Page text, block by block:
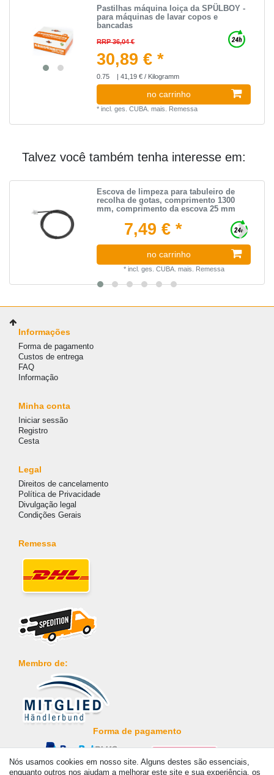
Pastilhas máquina loiça da SPÜLBOY -
para máquinas de lavar copos e
bancadas
RRP 36,04 €
30,89 € *
0.75 | 41,19 € / Kilogramm
no carrinho
*incl. ges. CUBA. mais. Remessa
Talvez você também tenha interesse em:
Escova de limpeza para tabuleiro de
recolha de gotas, comprimento 1300
mm, comprimento da escova 25 mm
7,49 € *
no carrinho
* incl. ges. CUBA. mais. Remessa
Informações
Forma de pagamento
Custos de entrega
FAQ
Informação
Minha conta
Iniciar sessão
Registro
Cesta
Legal
Direitos de cancelamento
Política de Privacidade
Divulgação legal
Condições Gerais
Remessa
Membro de:
Forma de pagamento
Nós usamos cookies em nosso site. Alguns destes são essenciais,
enquanto outros nos ajudam a melhorar este site e sua experiência. os